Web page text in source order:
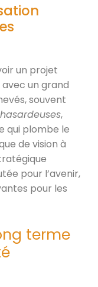
un projet
avec un grand
souvent
,
qui plombe le
de vision à
pour l’avenir,
pour les
terme